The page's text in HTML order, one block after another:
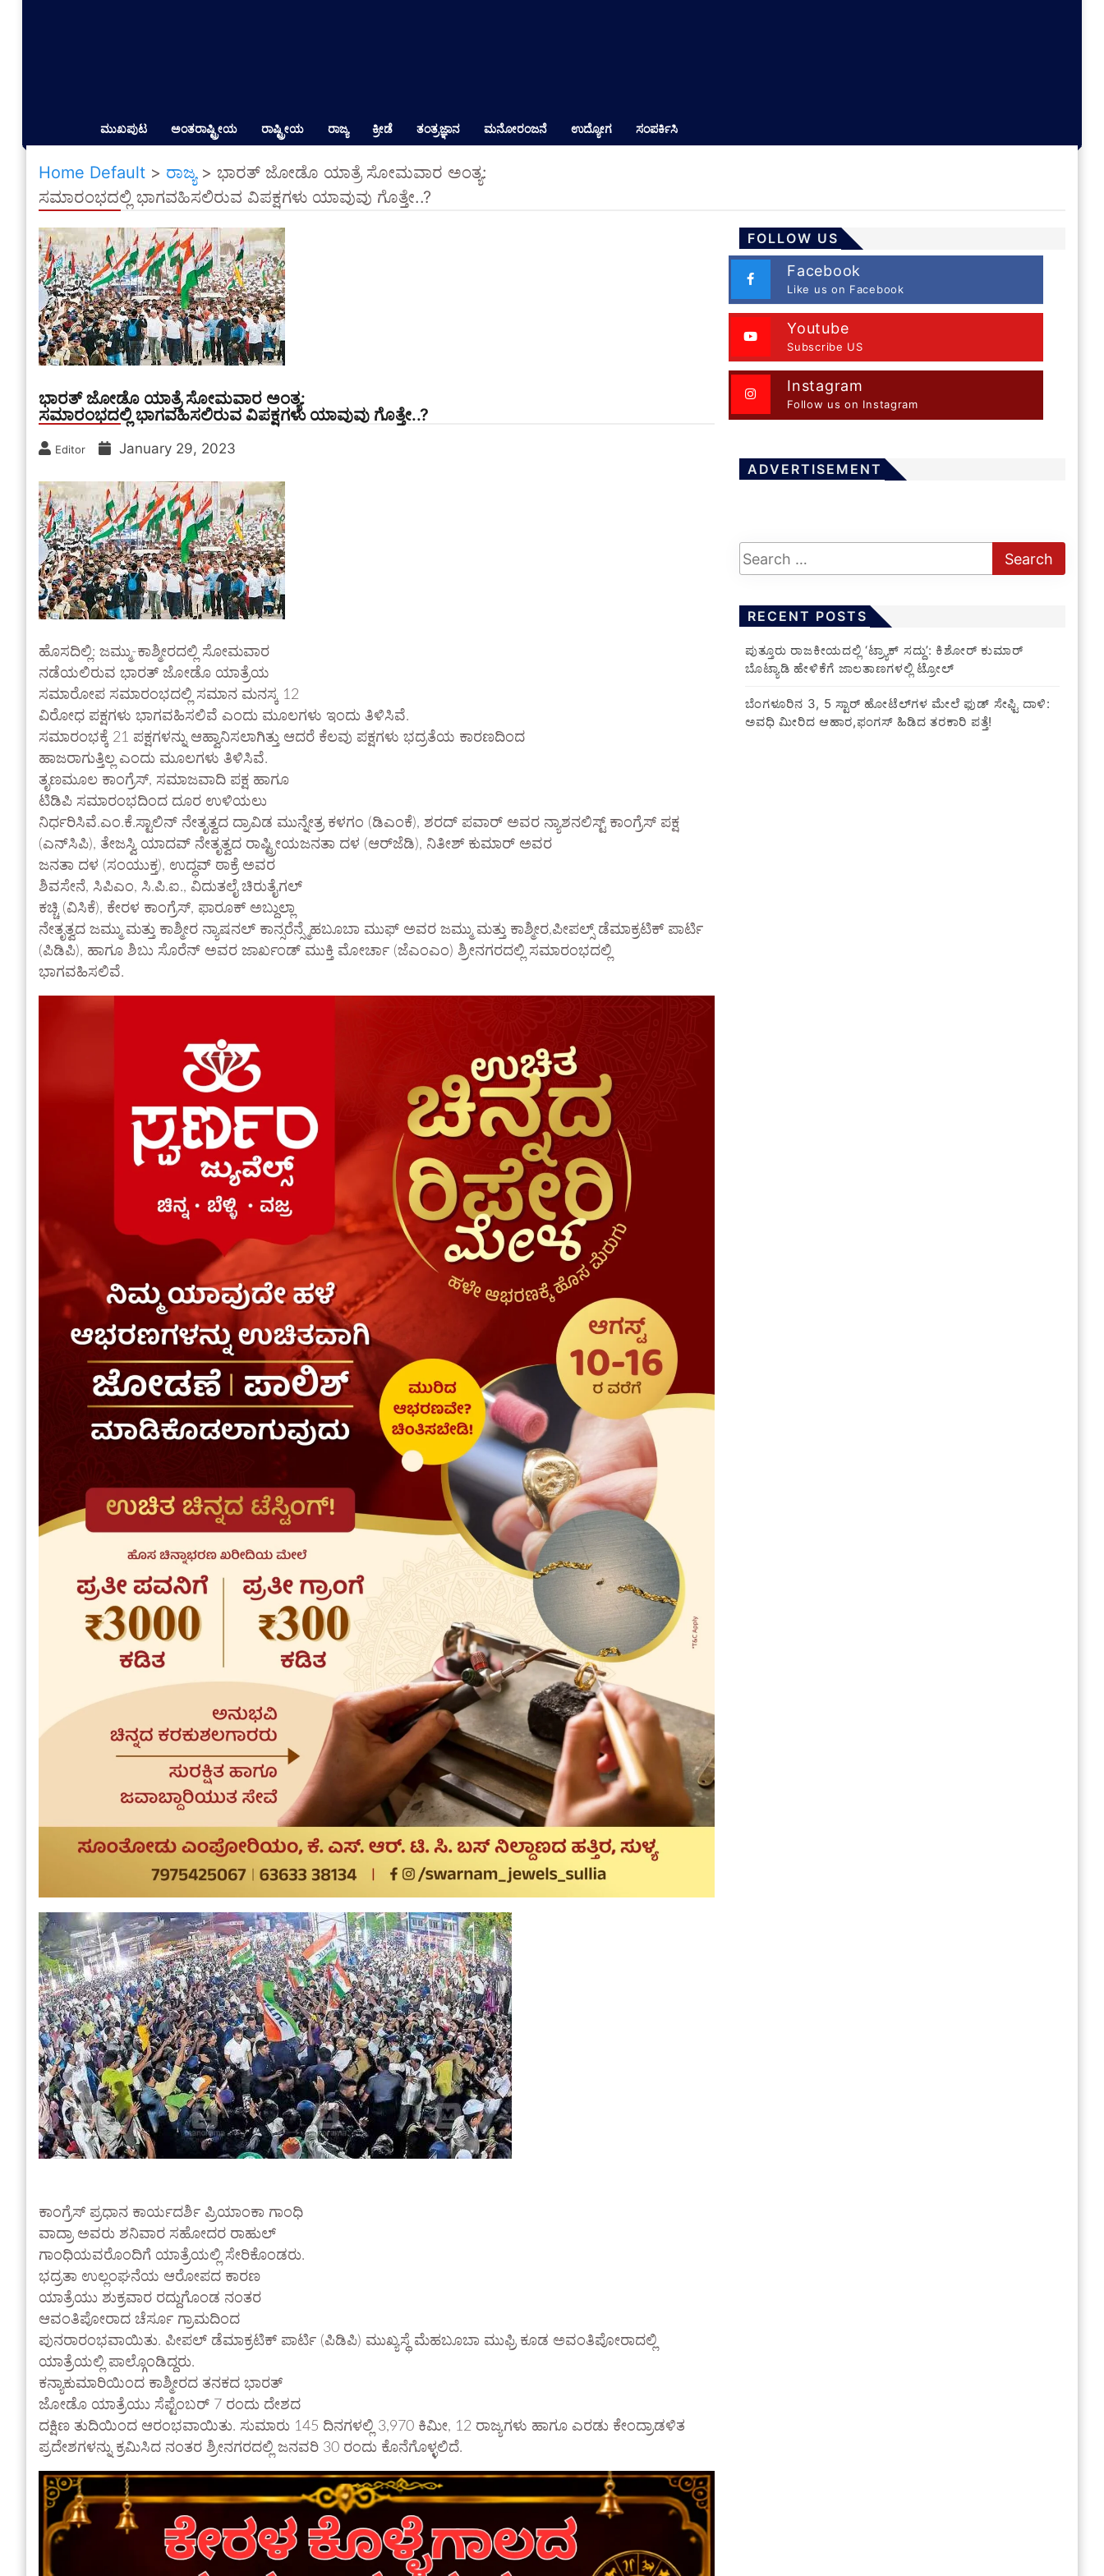
ಮುಖಪುಟ ಅಂತರಾಷ್ಟ್ರೀಯ ರಾಷ್ಟ್ರೀಯ ರಾಜ್ಯ ಕ್ರೀಡೆ ತಂತ್ರಜ್ಞಾನ ಮನೋರಂಜನೆ ಉದ್ಯೋಗ ಸಂಪರ್ಕಿಸಿ
Home Default > ರಾಜ್ಯ> ಭಾರತ್ ಜೋಡೊ ಯಾತ್ರೆ ಸೋಮವಾರ ಅಂತ್ಯ:
ಸಮಾರಂಭದಲ್ಲಿ ಭಾಗವಹಿಸಲಿರುವ ವಿಪಕ್ಷಗಳು ಯಾವುವು ಗೊತ್ತೇ..?
ಭಾರತ್ ಜೋಡೊ ಯಾತ್ರೆ ಸೋಮವಾರ ಅಂತ್ಯ:
ಸಮಾರಂಭದಲ್ಲಿ ಭಾಗವಹಿಸಲಿರುವ ವಿಪಕ್ಷಗಳು ಯಾವುವು ಗೊತ್ತೇ..?
Editor January 29, 2023
ಹೊಸದಿಲ್ಲಿ: ಜಮ್ಮು-ಕಾಶ್ಮೀರದಲ್ಲಿ ಸೋಮವಾರ
ನಡೆಯಲಿರುವ ಭಾರತ್ ಜೋಡೊ ಯಾತ್ರೆಯ
ಸಮಾರೋಪ ಸಮಾರಂಭದಲ್ಲಿ ಸಮಾನ ಮನಸ್ಕ 12
ವಿರೋಧ ಪಕ್ಷಗಳು ಭಾಗವಹಿಸಲಿವೆ ಎಂದು ಮೂಲಗಳು ಇಂದು ತಿಳಿಸಿವೆ.
ಸಮಾರಂಭಕ್ಕೆ 21 ಪಕ್ಷಗಳನ್ನು ಆಹ್ವಾನಿಸಲಾಗಿತ್ತು ಆದರೆ ಕೆಲವು ಪಕ್ಷಗಳು ಭದ್ರತೆಯ ಕಾರಣದಿಂದ
ಹಾಜರಾಗುತ್ತಿಲ್ಲ ಎಂದು ಮೂಲಗಳು ತಿಳಿಸಿವೆ.
ತೃಣಮೂಲ ಕಾಂಗ್ರೆಸ್, ಸಮಾಜವಾದಿ ಪಕ್ಷ ಹಾಗೂ
ಟಿಡಿಪಿ ಸಮಾರಂಭದಿಂದ ದೂರ ಉಳಿಯಲು
ನಿರ್ಧರಿಸಿವೆ.ಎಂ.ಕೆ.ಸ್ಟಾಲಿನ್ ನೇತೃತ್ವದ ದ್ರಾವಿಡ ಮುನ್ನೇತ್ರ ಕಳಗಂ (ಡಿಎಂಕೆ), ಶರದ್ ಪವಾರ್ ಅವರ ನ್ಯಾಶನಲಿಸ್ಟ್ ಕಾಂಗ್ರೆಸ್ ಪಕ್ಷ
(ಎನ್‌ಸಿಪಿ), ತೇಜಸ್ವಿ ಯಾದವ್ ನೇತೃತ್ವದ ರಾಷ್ಟ್ರೀಯ‌ಜನತಾ ದಳ (ಆರ್‌ಜೆಡಿ), ನಿತೀಶ್ ಕುಮಾರ್ ಅವರ
ಜನತಾ ದಳ (ಸಂಯುಕ್ತ), ಉದ್ಧವ್ ಠಾಕ್ರೆ ಅವರ
ಶಿವಸೇನೆ, ಸಿಪಿಎಂ, ಸಿ.ಪಿ.ಐ., ವಿದುತಲೈ ಚಿರುತೈಗಲ್
ಕಚ್ಚಿ (ವಿಸಿಕೆ), ಕೇರಳ ಕಾಂಗ್ರೆಸ್, ಫಾರೂಕ್ ಅಬ್ದುಲ್ಲಾ
ನೇತೃತ್ವದ ಜಮ್ಮು ಮತ್ತು ಕಾಶ್ಮೀರ ನ್ಯಾಷನಲ್ ಕಾನ್ಸರೆನ್ಸ್ಮೆಹಬೂಬಾ ಮುಫ್ ಅವರ ಜಮ್ಮು ಮತ್ತು ಕಾಶ್ಮೀರ,ಪೀಪಲ್ಸ್ ಡೆಮಾಕ್ರಟಿಕ್ ಪಾರ್ಟಿ
(ಪಿಡಿಪಿ), ಹಾಗೂ ಶಿಬು ಸೊರೆನ್ ಅವರ ಜಾರ್ಖಂಡ್ ಮುಕ್ತಿ ಮೋರ್ಚಾ (ಜೆಎಂಎಂ) ಶ್ರೀನಗರದಲ್ಲಿ ಸಮಾರಂಭದಲ್ಲಿ
ಭಾಗವಹಿಸಲಿವೆ.
ಕಾಂಗ್ರೆಸ್ ಪ್ರಧಾನ ಕಾರ್ಯದರ್ಶಿ ಪ್ರಿಯಾಂಕಾ ಗಾಂಧಿ
ವಾದ್ರಾ ಅವರು ಶನಿವಾರ ಸಹೋದರ ರಾಹುಲ್
ಗಾಂಧಿಯವರೊಂದಿಗೆ ಯಾತ್ರೆಯಲ್ಲಿ ಸೇರಿಕೊಂಡರು.
ಭದ್ರತಾ ಉಲ್ಲಂಘನೆಯ ಆರೋಪದ ಕಾರಣ
ಯಾತ್ರೆಯು ಶುಕ್ರವಾರ ರದ್ದುಗೊಂಡ ನಂತರ
ಆವಂತಿಪೋರಾದ ಚೆರ್ಸೂ ಗ್ರಾಮದಿಂದ
ಪುನರಾರಂಭವಾಯಿತು. ಪೀಪಲ್ ಡೆಮಾಕ್ರಟಿಕ್ ಪಾರ್ಟಿ (ಪಿಡಿಪಿ) ಮುಖ್ಯಸ್ಥೆ ಮೆಹಬೂಬಾ ಮುಫ್ರಿ ಕೂಡ ಅವಂತಿಪೋರಾದಲ್ಲಿ
ಯಾತ್ರೆಯಲ್ಲಿ ಪಾಲ್ಗೊಂಡಿದ್ದರು.
ಕನ್ಯಾಕುಮಾರಿಯಿಂದ ಕಾಶ್ಮೀರದ ತನಕದ ಭಾರತ್
ಜೋಡೊ ಯಾತ್ರೆಯು ಸೆಪ್ಟೆಂಬರ್ 7 ರಂದು ದೇಶದ
ದಕ್ಷಿಣ ತುದಿಯಿಂದ ಆರಂಭವಾಯಿತು. ಸುಮಾರು 145 ದಿನಗಳಲ್ಲಿ 3,970 ಕಿಮೀ, 12 ರಾಜ್ಯಗಳು ಹಾಗೂ ಎರಡು ಕೇಂದ್ರಾಡಳಿತ
ಪ್ರದೇಶಗಳನ್ನು ಕ್ರಮಿಸಿದ ನಂತರ ಶ್ರೀನಗರದಲ್ಲಿ ಜನವರಿ 30 ರಂದು ಕೊನೆಗೊಳ್ಳಲಿದೆ.
FOLLOW US
Facebook
Like us on Facebook
Youtube
Subscribe US
Instagram
Follow us on Instagram
ADVERTISEMENT
RECENT POSTS
ಪುತ್ತೂರು ರಾಜಕೀಯದಲ್ಲಿ ‘ಟ್ರ್ಯಾಕ್ ಸದ್ದು’: ಕಿಶೋರ್ ಕುಮಾರ್
ಬೊಟ್ಯಾಡಿ ಹೇಳಿಕೆಗೆ ಜಾಲತಾಣಗಳಲ್ಲಿ ಟ್ರೋಲ್
​ಬೆಂಗಳೂರಿನ 3, 5 ಸ್ಟಾರ್ ಹೋಟೆಲ್‌ಗಳ ಮೇಲೆ ಫುಡ್ ಸೇಫ್ಟಿ ದಾಳಿ:
ಅವಧಿ ಮೀರಿದ ಆಹಾರ,ಫಂಗಸ್ ಹಿಡಿದ ತರಕಾರಿ ಪತ್ತೆ!